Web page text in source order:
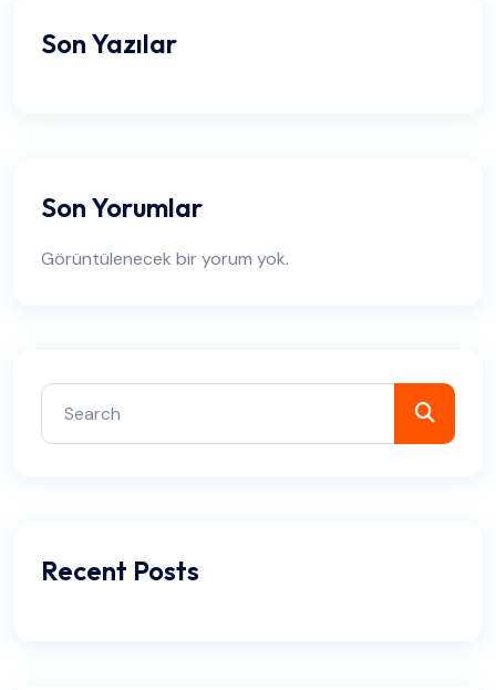
Son Yazılar
Son Yorumlar
Görüntülenecek bir yorum yok.
Recent Posts